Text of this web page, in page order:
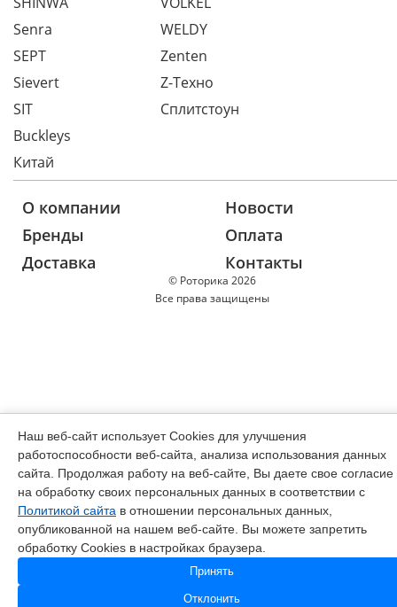
Senra
SEPT
Sievert
SIT
WELDY
Zenten
Z-Техно
Сплитстоун
Buckleys
Китай
© Роторика 2026
Все права защищены
О компании
Новости
Бренды
Оплата
Доставка
Контакты
Наш веб-сайт использует Cookies для улучшения
работоспособности веб-сайта, анализа использования данных
сайта. Продолжая работу на веб-сайте, Вы даете свое согласие
на обработку своих персональных данных в соответствии с
Политикой сайта в отношении персональных данных,
опубликованной на нашем веб-сайте. Вы можете запретить
обработку Cookies в настройках браузера.
Принять
Отклонить